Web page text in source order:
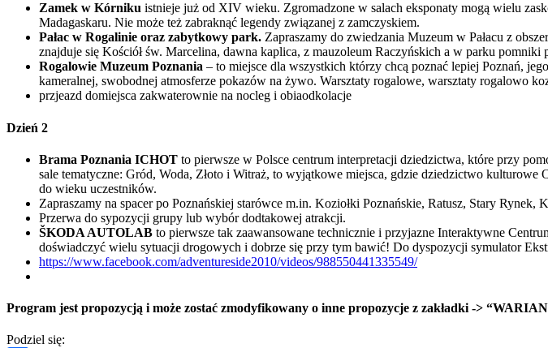
Zamek w Kórniku istnieje już od XIV wieku. Zgromadzone w salach eksponaty mogą wielu
Madagaskaru. Nie może też zabraknąć legendy związanej z zamczyskiem.
Pałac w Rogalinie oraz zabytkowy park. Zapraszamy do zwiedzania Muzeum w Pałacu z
znajduje się Kościół św. Marcelina, dawna kaplica, z mauzoleum Raczyńskich a w parku pomniki
Rogalowie Muzeum Poznania – to miejsce dla wszystkich którzy chcą poznać lepiej Poznań,
kameralnej, swobodnej atmosferze pokazów na żywo. Warsztaty rogalowe, warsztaty rogalowo
przjeazd domiejsca zakwaterownie na nocleg i obiaodkolacje
Dzień 2
Brama Poznania ICHOT to pierwsze w Polsce centrum interpretacji dziedzictwa, które przy
sale tematyczne: Gród, Woda, Złoto i Witraż, to wyjątkowe miejsca, gdzie dziedzictwo
do wieku uczestników.
Zapraszamy na spacer po Poznańskiej starówce m.in. Koziołki Poznańskie, Ratusz, Stary Rynek,
Przerwa do sypozycji grupy lub wybór dodtakowej atrakcji.
ŠKODA AUTOLAB to pierwsze tak zaawansowane technicznie i przyjazne Interaktywne
doświadczyć wielu sytuacji drogowych i dobrze się przy tym bawić! Do dyspozycji symulator
https://www.facebook.com/adventureside2010/videos/988550441335549/
Program jest propozycją i może zostać zmodyfikowany o inne propozycje z zakładki ->
Podziel się: